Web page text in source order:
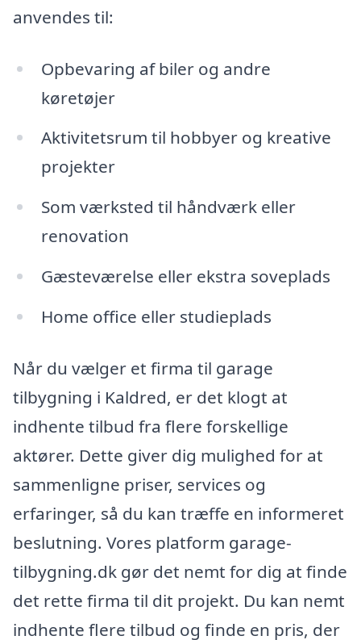
anvendes til:
Opbevaring af biler og andre
køretøjer
Aktivitetsrum til hobbyer og kreative
projekter
Som værksted til håndværk eller
renovation
Gæsteværelse eller ekstra soveplads
Home office eller studieplads
Når du vælger et firma til garage
tilbygning i Kaldred, er det klogt at
indhente tilbud fra flere forskellige
aktører. Dette giver dig mulighed for at
sammenligne priser, services og
erfaringer, så du kan træffe en informeret
beslutning. Vores platform garage-
tilbygning.dk gør det nemt for dig at finde
det rette firma til dit projekt. Du kan nemt
indhente flere tilbud og finde en pris, der